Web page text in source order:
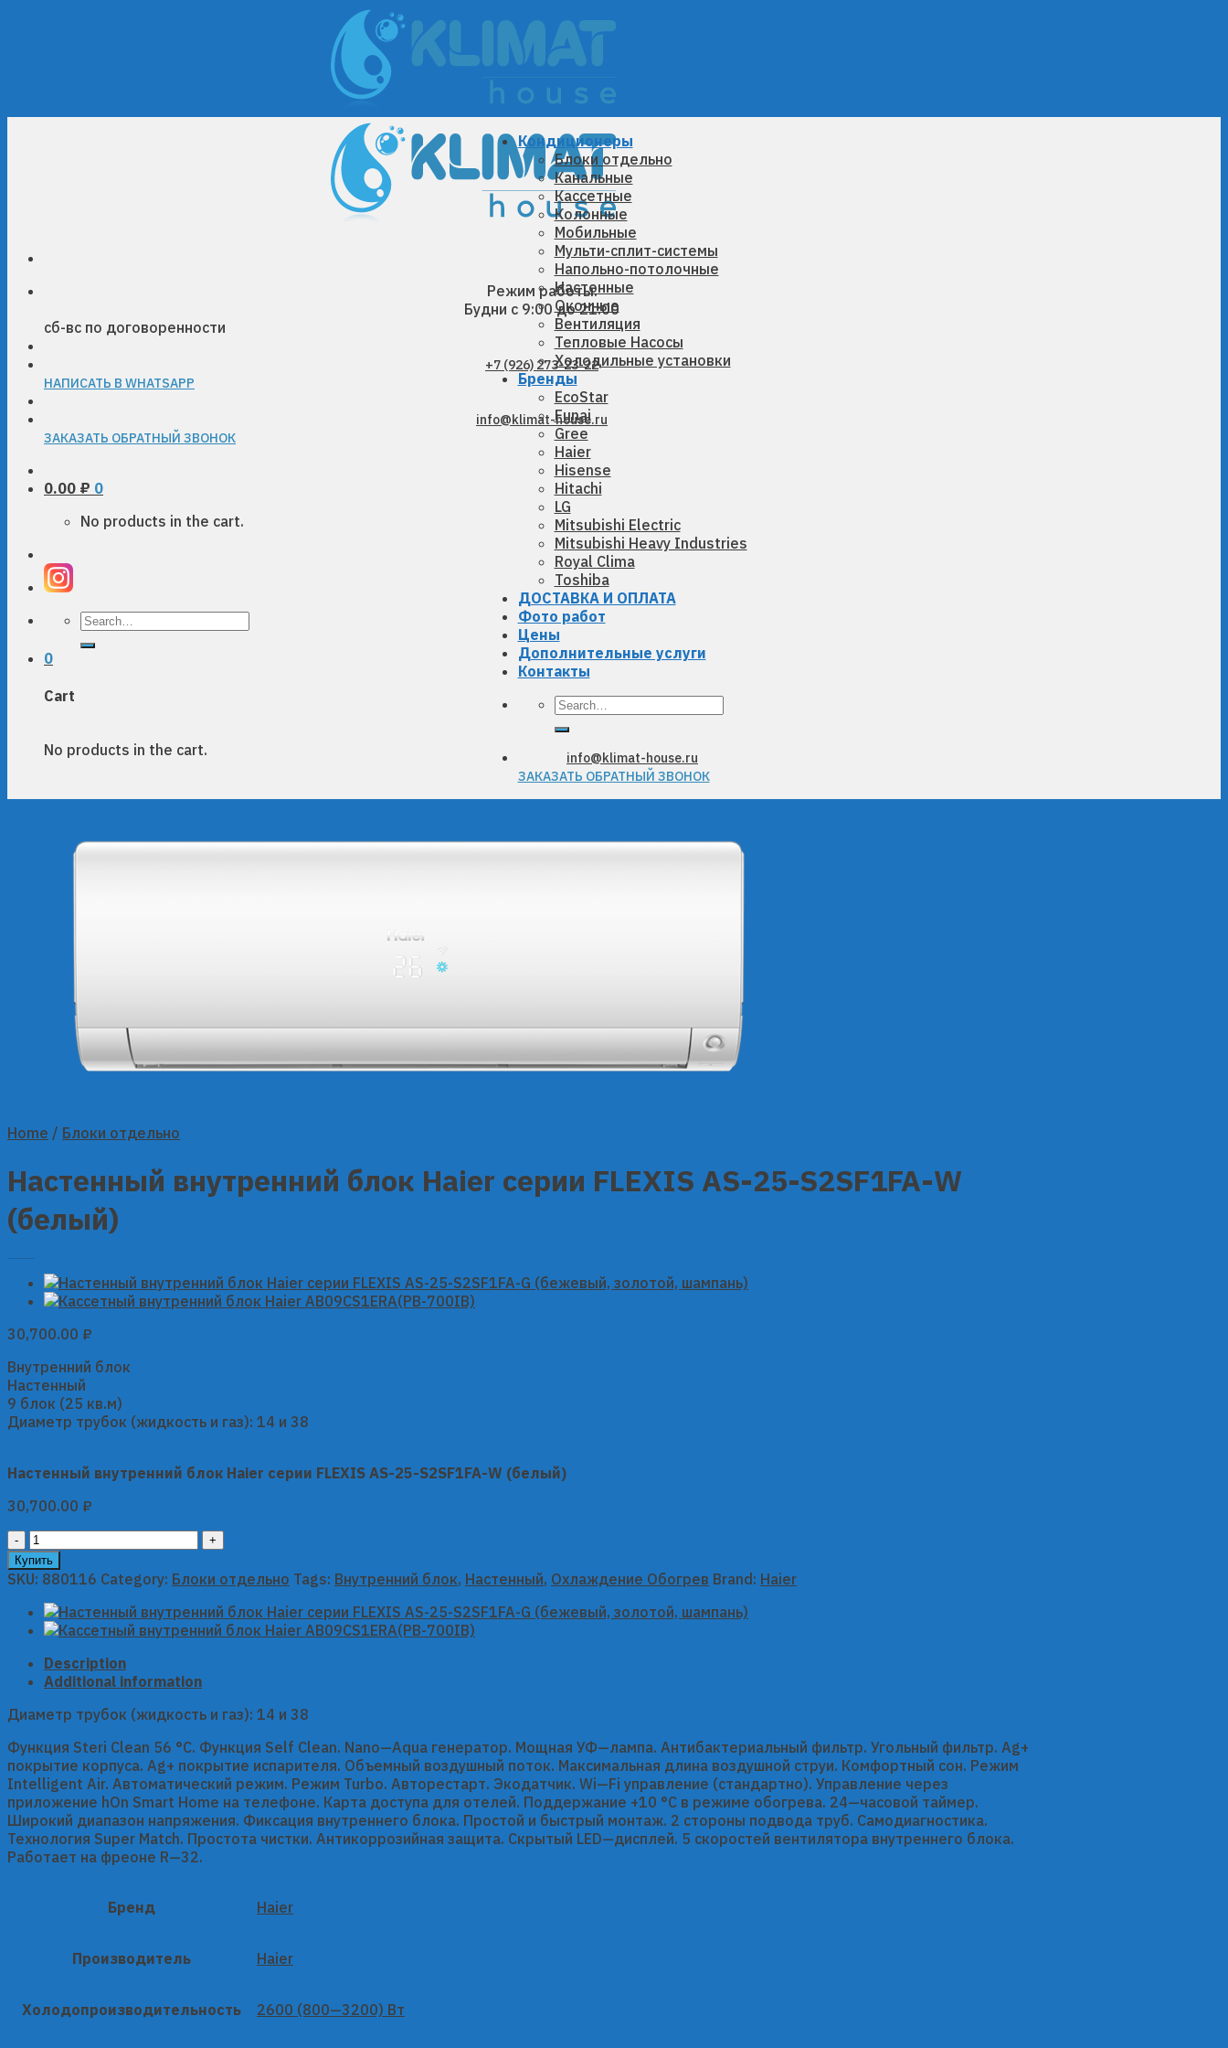
Режим работы:
Будни с 9:00 до 21:00
сб-вс по договоренности
+7 (926) 273-23-22
НАПИСАТЬ В WHATSAPP
info@klimat-house.ru
ЗАКАЗАТЬ ОБРАТНЫЙ ЗВОНОК
0.00 ₽ 0
No products in the cart.
Search
0
Cart
No products in the cart.
Кондиционеры
Блоки отдельно
Канальные
Кассетные
Колонные
Мобильные
Мульти-сплит-системы
Напольно-потолочные
Настенные
Оконные
Вентиляция
Тепловые Насосы
Холодильные установки
Бренды
EcoStar
Funai
Gree
Haier
Hisense
Hitachi
LG
Mitsubishi Electric
Mitsubishi Heavy Industries
Royal Clima
Toshiba
ДОСТАВКА И ОПЛАТА
Фото работ
Цены
Дополнительные услуги
Контакты
Search
info@klimat-house.ru
ЗАКАЗАТЬ ОБРАТНЫЙ ЗВОНОК
Home / Блоки отдельно
Настенный внутренний блок Haier серии FLEXIS AS-25-S2SF1FA-W
(белый)
30,700.00 ₽
Внутренний блок
Настенный
9 блок (25 кв.м)
Диаметр трубок (жидкость и газ): 14 и 38
Настенный внутренний блок Haier серии FLEXIS AS-25-S2SF1FA-W (белый)
30,700.00 ₽
Настенный
внутренний
блок
серии
FLEXIS
25-
S2SF1FA-
(белый)
quantity
Купить
SKU: 880116 Category: Блоки отдельно Tags: Внутренний блок, Настенный, Охлаждение Обогрев Brand: Haier
Description
Additional information
Диаметр трубок (жидкость и газ): 14 и 38
Функция Steri Clean 56 °C. Функция Self Clean. Nano—Aqua генератор. Мощная УФ—лампа. Антибактериальный фильтр. Угольный фильтр. Ag+
покрытие корпуса. Ag+ покрытие испарителя. Объемный воздушный поток. Максимальная длина воздушной струи. Комфортный сон. Режим
Intelligent Air. Автоматический режим. Режим Turbo. Авторестарт. Экодатчик. Wi—Fi управление (стандартно). Управление через
приложение hOn Smart Home на телефоне. Карта доступа для отелей. Поддержание +10 °С в режиме обогрева. 24—часовой таймер.
Широкий диапазон напряжения. Фиксация внутреннего блока. Простой и быстрый монтаж. 2 стороны подвода труб. Самодиагностика.
Технология Super Match. Простота чистки. Антикоррозийная защита. Скрытый LED—дисплей. 5 скоростей вентилятора внутреннего блока.
Работает на фреоне R—32.
Бренд Haier
Производитель Haier
Холодопроизводительность 2600 (800—3200) Вт